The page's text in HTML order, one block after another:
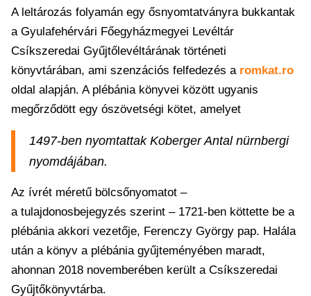
A leltározás folyamán egy ősnyomtatványra bukkantak
a Gyulafehérvári Főegyházmegyei Levéltár
Csíkszeredai Gyűjtőlevéltárának történeti
könyvtárában, ami szenzációs felfedezés a romkat.ro
oldal alapján. A plébánia könyvei között ugyanis
megőrződött egy ószövetségi kötet, amelyet
1497-ben nyomtattak Koberger Antal nürnbergi
nyomdájában.
Az ívrét méretű bölcsőnyomatot –
a tulajdonosbejegyzés szerint – 1721-ben köttette be a
plébánia akkori vezetője, Ferenczy György pap. Halála
után a könyv a plébánia gyűjteményében maradt,
ahonnan 2018 novemberében került a Csíkszeredai
Gyűjtőkönyvtárba.